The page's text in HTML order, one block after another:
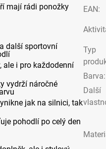
mají rádi ponožky
další sportovní
ale i pro každodenní
vydrží náročné
jak na silnici, tak
pohodlí po celý den
EAN:
Typ
Barva:
Další